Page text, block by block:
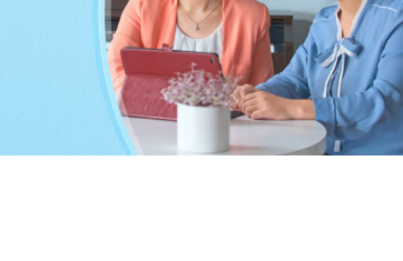
시기 위해 모든 고통을 감내하셨음이 생각났
님을 원망하고 안일하고 편안한 나날을 보
받기는 원하지 않았습니다. 저는 정말 너무
진리를 발표하시고 사람을 구원하시는 것은
생각났습니다. 제가 일시적인 가정의 화목
벗어나도록 구원해 주실 수는 없습니다.